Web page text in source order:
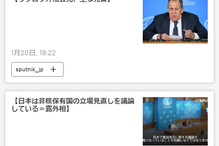
1月20日, 18:22
sputnik_jp
【日本は非核保有国の立場見直しを議論
している＝露外相】